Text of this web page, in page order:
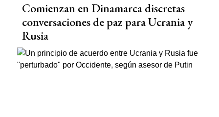
Comienzan en Dinamarca discretas
conversaciones de paz para Ucrania y
Rusia